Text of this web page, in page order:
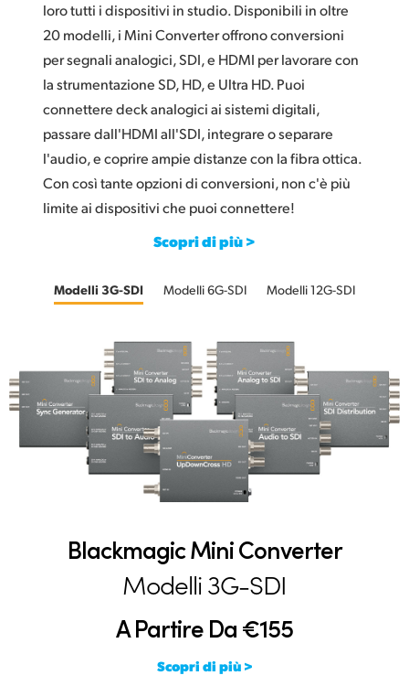
loro tutti i dispositivi in studio. Disponibili in oltre
20 modelli, i Mini Converter offrono conversioni
per segnali analogici, SDI, e HDMI per lavorare con
la strumentazione SD, HD, e Ultra HD. Puoi
connettere deck analogici ai sistemi digitali,
passare dall'HDMI all'SDI, integrare o separare
l'audio, e coprire ampie distanze con la fibra ottica.
Con così tante opzioni di conversioni, non c'è più
limite ai dispositivi che puoi connettere!
Scopri di più >
Modelli 3G-SDI Modelli 6G-SDI Modelli 12G-SDI
Blackmagic Mini Converter
Modelli 3G-SDI
A Partire Da €155
Scopri di più >